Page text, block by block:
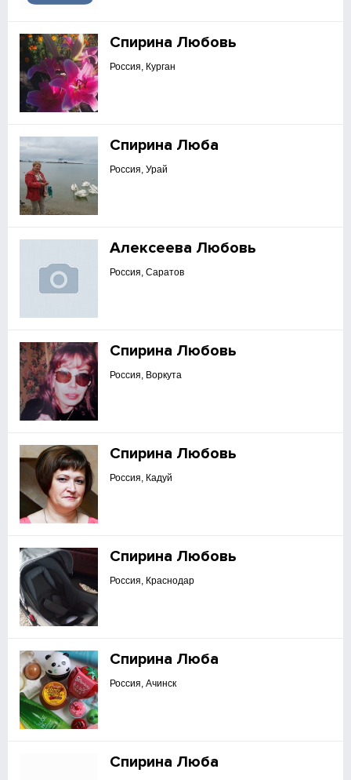
Спирина Любовь
Россия, Курган
Спирина Люба
Россия, Урай
Алексеева Любовь
Россия, Саратов
Спирина Любовь
Россия, Воркута
Спирина Любовь
Россия, Кадуй
Спирина Любовь
Россия, Краснодар
Спирина Люба
Россия, Ачинск
Спирина Люба